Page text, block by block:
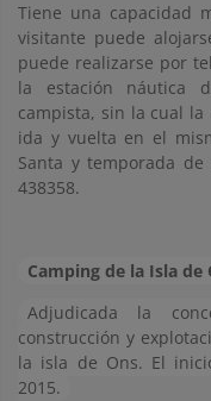
Tiene una capacidad
visitante puede
puede realizarse por
la estación náutica
campista, sin la cual
ida y vuelta en el
Santa y temporada de
438358.
Camping de la Isla de
Adjudicada la
construcción y
la isla de Ons. El
2015.